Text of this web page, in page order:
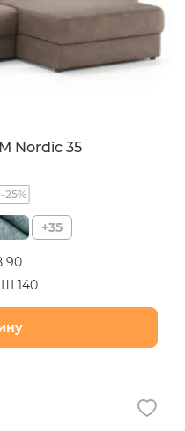
Nordic 35
-25%
+35
90
140